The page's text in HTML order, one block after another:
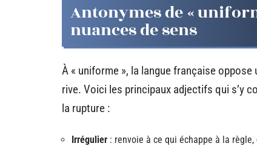
Antonymes de «
nuances de sens
À « uniforme », la langue française
rive. Voici les principaux adjectifs qui s’y
la rupture :
Irrégulier : renvoie à ce qui échappe à la